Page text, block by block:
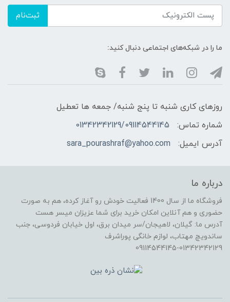
ثبت‌نام
ما را در شبکه‌های اجتماعی دنبال کنید:
روزهای کاری شنبه تا پنج شنبه/ جمعه ها تعطیل
شماره تماس:
01342342129/09114544145
آدرس ایمیل:
sara_pourashraf@yahoo.com
درباره ما
فروشگاه ما از سال 1400 فعالیت خودش رو آغاز کرده، هم به صورت
حضوری و هم آنلاین امکان خرید برای شما عزیزان میسر هست
آدرس ما: گیلان، لاهیجان/سر میدان برق، اول خیابان فردوسی، جنب
ساندویچ مهتاب، لوازم خانگی پوراشرف
09114544145-01342342129